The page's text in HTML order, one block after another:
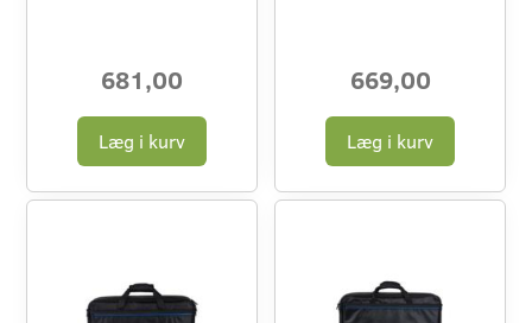
681,00
Læg i kurv
669,00
Læg i kurv